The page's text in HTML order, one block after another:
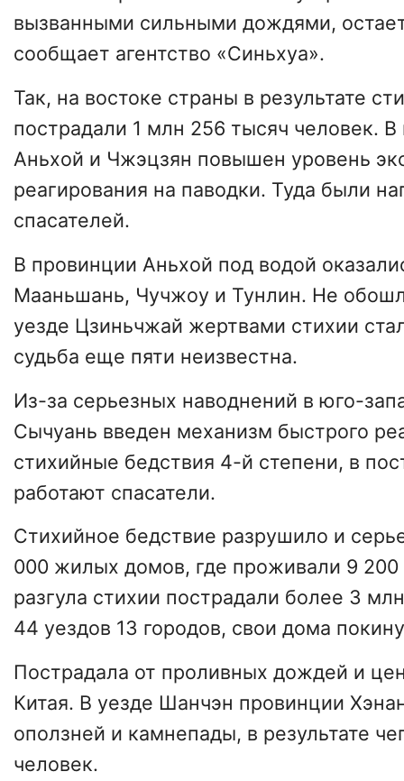
вызванными сильными дождями,
сообщает агентство «Синьхуа».
Так, на востоке страны в результате
пострадали 1 млн 256 тысяч человек.
Аньхой и Чжэцзян повышен уровень
реагирования на паводки. Туда были
спасателей.
В провинции Аньхой под водой
Мааньшань, Чучжоу и Тунлин. Не
уезде Цзиньчжай жертвами стихии
судьба еще пяти неизвестна.
Из-за серьезных наводнений в юго-
Сычуань введен механизм быстрого
стихийные бедствия 4-й степени, в
работают спасатели.
Стихийное бедствие разрушило и
000 жилых домов, где проживали 9
разгула стихии пострадали более 3
44 уездов 13 городов, свои дома
Пострадала от проливных дождей и
Китая. В уезде Шанчэн провинции
оползней и камнепады, в результате
человек.